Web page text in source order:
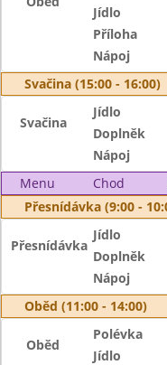
Jídlo
Příloha
Nápoj
Svačina (15:00 - 16:00)
Svačina
Jídlo
Doplněk
Nápoj
Menu
Chod
Přesnídávka (9:00 -
Přesnídávka
Jídlo
Doplněk
Nápoj
Oběd (11:00 - 14:00)
Oběd
Polévka
Jídlo